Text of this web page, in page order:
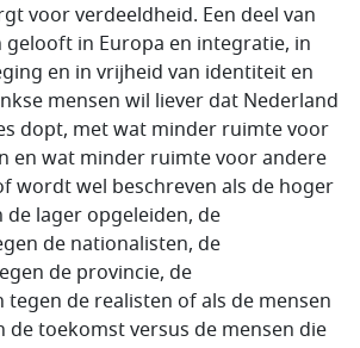
voor verdeeldheid. Een deel van
gelooft in Europa en integratie, in
en in vrijheid van identiteit en
mensen wil liever dat Nederland
dopt, met wat minder ruimte voor
en wat minder ruimte voor andere
wordt wel beschreven als de hoger
lager opgeleiden, de
de nationalisten, de
de provincie, de
de realisten of als de mensen
de toekomst versus de mensen die